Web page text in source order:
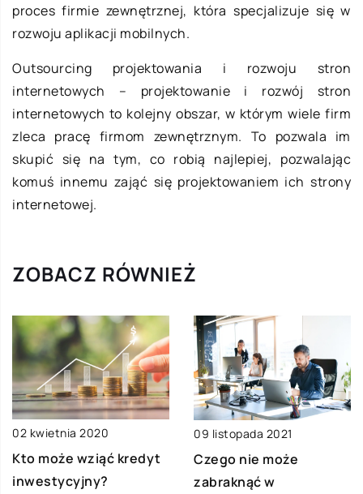
proces firmie zewnętrznej, która specjalizuje się w
rozwoju aplikacji mobilnych.
Outsourcing projektowania i rozwoju stron
internetowych – projektowanie i rozwój stron
internetowych to kolejny obszar, w którym wiele firm
zleca pracę firmom zewnętrznym. To pozwala im
skupić się na tym, co robią najlepiej, pozwalając
komuś innemu zająć się projektowaniem ich strony
internetowej.
ZOBACZ RÓWNIEŻ
02 kwietnia 2020
Kto może wziąć kredyt
inwestycyjny?
09 listopada 2021
Czego nie może
zabraknąć w